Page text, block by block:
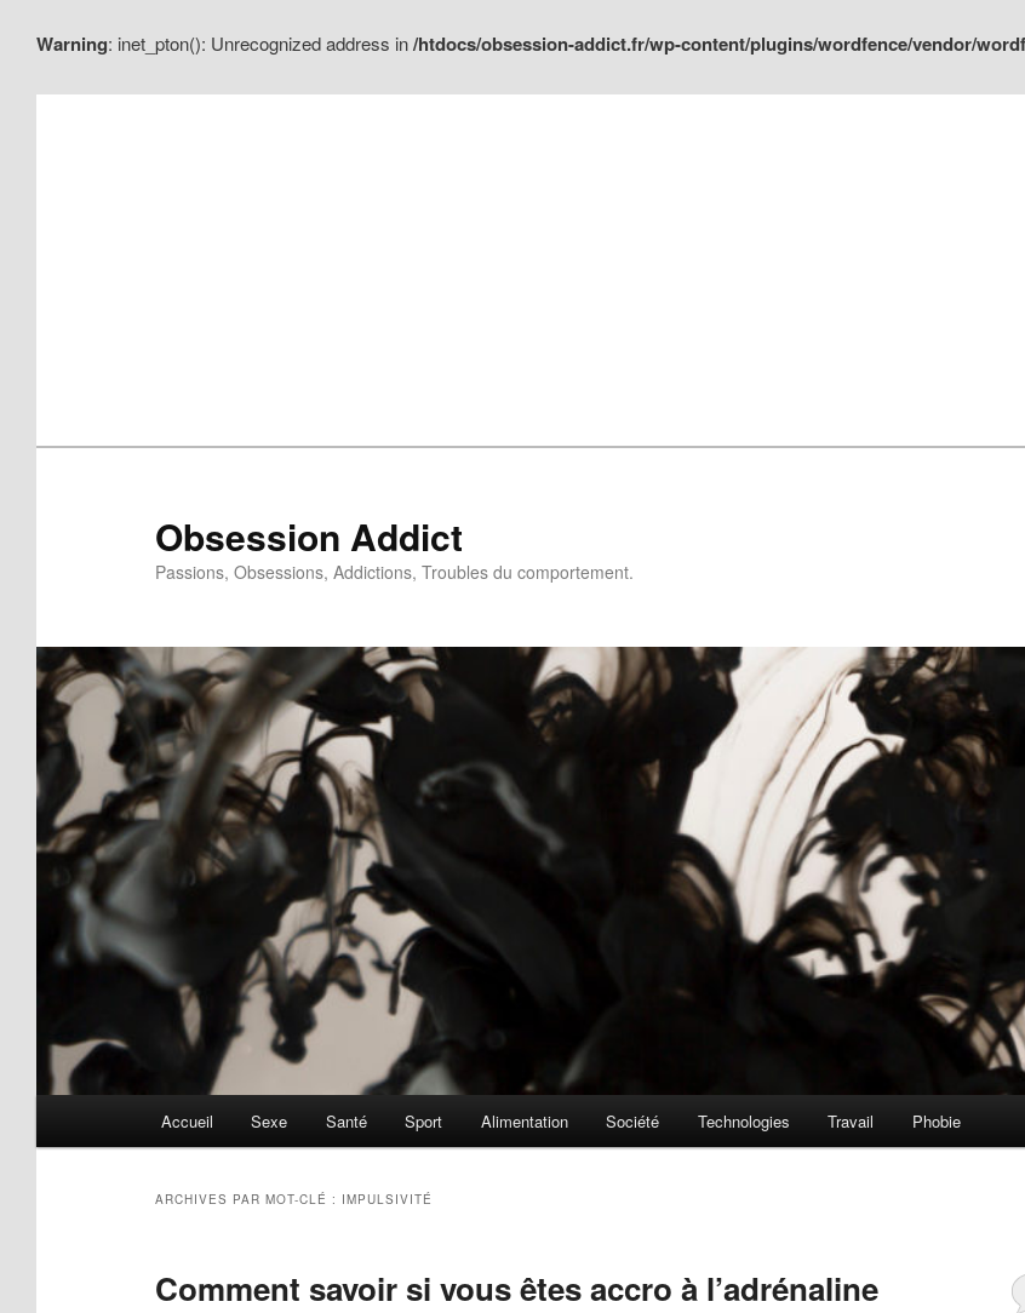
Warning: inet_pton(): Unrecognized address in/htdocs/obsession-addict.fr/wp-content/plugins/wordfence/vendor/
au
au
Obsession Addict
Passions, Obsessions, Addictions, Troubles du comportement.
Accueil Sexe Santé Sport Alimentation Société Technologies Travail Phobie
ARCHIVES PAR MOT-CLÉ : IMPULSIVITÉ
Comment savoir si vous êtes accro à l’adrénaline